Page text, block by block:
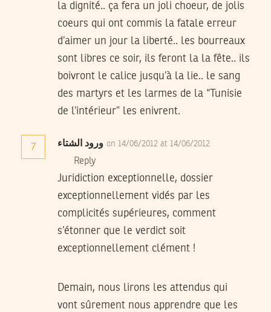
la dignité.. ça fera un joli choeur, de jolis
coeurs qui ont commis la fatale erreur
d’aimer un jour la liberté.. les bourreaux
sont libres ce soir, ils feront la la fête.. ils
boivront le calice jusqu’à la lie.. le sang
des martyrs et les larmes de la “Tunisie
de l’intérieur” les enivrent.
7 ورود الشتاء on 14/06/2012 at 14/06/2012
Reply
Juridiction exceptionnelle, dossier
exceptionnellement vidés par les
complicités supérieures, comment
s’étonner que le verdict soit
exceptionnellement clément !
Demain, nous lirons les attendus qui
vont sûrement nous apprendre que les